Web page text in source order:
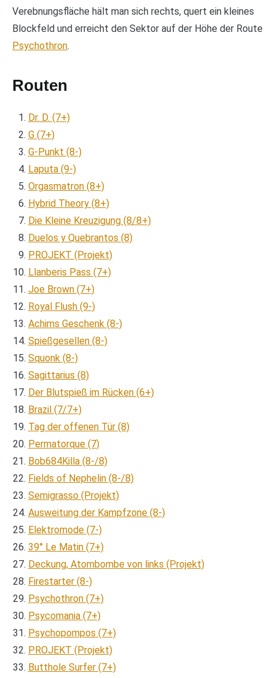
Verebnungsfläche hält man sich rechts, quert ein kleines
Blockfeld und erreicht den Sektor auf der Höhe der Route
Psychothron.
Routen
Dr. D. (7+)
G (7+)
G-Punkt (8-)
Laputa (9-)
Orgasmatron (8+)
Hybrid Theory (8+)
Die Kleine Kreuzigung (8/8+)
Duelos y Quebrantos (8)
PROJEKT (Projekt)
Llanberis Pass (7+)
Joe Brown (7+)
Royal Flush (9-)
Achims Geschenk (8-)
Spießgesellen (8-)
Squonk (8-)
Sagittarius (8)
Der Blutspieß im Rücken (6+)
Brazil (7/7+)
Tag der offenen Tür (8)
Permatorque (7)
Bob684Killa (8-/8)
Fields of Nephelin (8-/8)
Semigrasso (Projekt)
Ausweitung der Kampfzone (8-)
Elektromode (7-)
39° Le Matin (7+)
Deckung, Atombombe von links (Projekt)
Firestarter (8-)
Psychothron (7+)
Psycomania (7+)
Psychopompos (7+)
PROJEKT (Projekt)
Butthole Surfer (7+)